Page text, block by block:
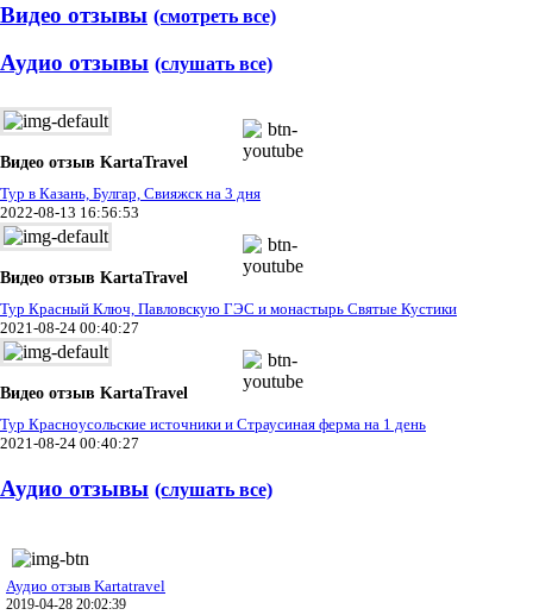
Видео отзывы (смотреть все)
Аудио отзывы (слушать все)
Видео отзыв KartaTravel
Тур в Казань, Булгар, Свияжск на 3 дня
2022-08-13 16:56:53
Видео отзыв KartaTravel
Тур Красный Ключ, Павловскую ГЭС и монастырь Святые Кустики
2021-08-24 00:40:27
Видео отзыв KartaTravel
Тур Красноусольские источники и Страусиная ферма на 1 день
2021-08-24 00:40:27
Аудио отзывы (слушать все)
Аудио отзыв Kartatravel
2019-04-28 20:02:39